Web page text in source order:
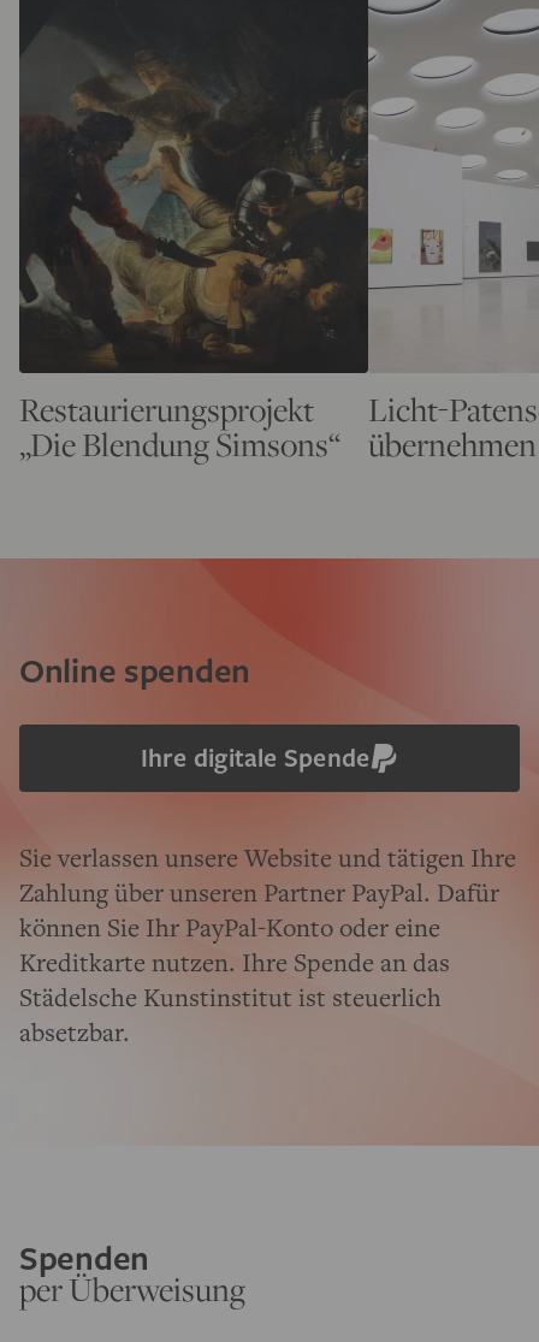
Restaurierungsprojekt
„Die Blendung Simsons“
Licht-
übernehmen
Online spenden
Ihre digitale Spende
Sie verlassen unsere Website und tätigen Ihre
Zahlung über unseren Partner PayPal. Dafür
können Sie Ihr PayPal-Konto oder eine
Kreditkarte nutzen. Ihre Spende an das
Städelsche Kunstinstitut ist steuerlich
absetzbar.
Spenden
per Überweisung